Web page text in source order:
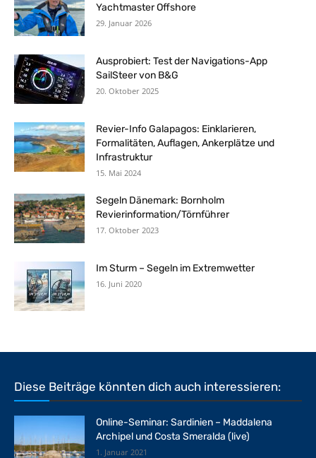
Yachtmaster Offshore
29. Januar 2026
Ausprobiert: Test der Navigations-App
SailSteer von B&G
20. Oktober 2025
Revier-Info Galapagos: Einklarieren,
Formalitäten, Auflagen, Ankerplätze und
Infrastruktur
15. Mai 2024
Segeln Dänemark: Bornholm
Revierinformation/Törnführer
17. Oktober 2023
Im Sturm – Segeln im Extremwetter
16. Juni 2020
Diese Beiträge könnten dich auch interessieren:
Online-Seminar: Sardinien – Maddalena
Archipel und Costa Smeralda (live)
1. Januar 2021